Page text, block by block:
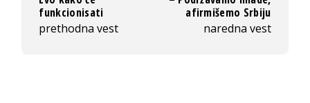
funkcionisati
prethodna vest
afirmišemo Srbiju
naredna vest